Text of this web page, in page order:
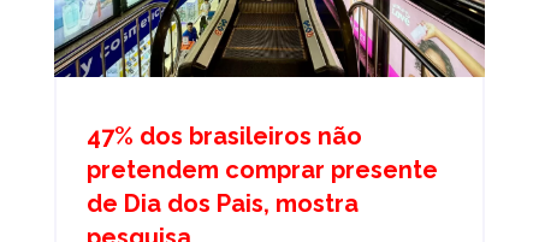
47% dos brasileiros não
pretendem comprar presente
de Dia dos Pais, mostra